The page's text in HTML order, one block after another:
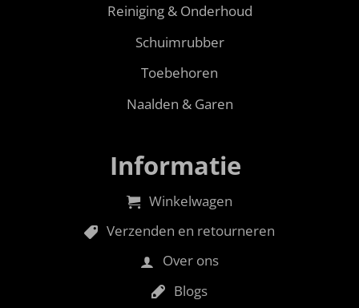
Reiniging & Onderhoud
Schuimrubber
Toebehoren
Naalden & Garen
Informatie
Winkelwagen
Verzenden en retourneren
Over ons
Blogs